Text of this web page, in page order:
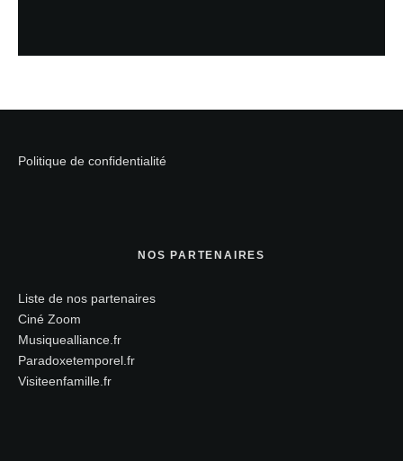
Politique de confidentialité
NOS PARTENAIRES
Liste de nos partenaires
Ciné Zoom
Musiquealliance.fr
Paradoxetemporel.fr
Visiteenfamille.fr